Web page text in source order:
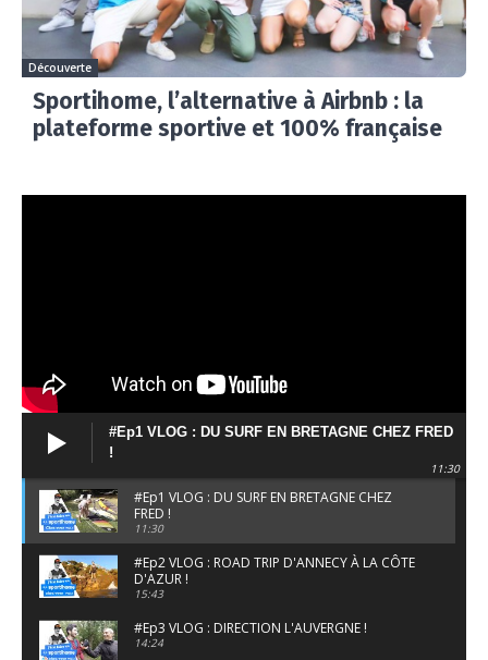
Découverte
Sportihome, l’alternative à Airbnb : la
plateforme sportive et 100% française
#Ep1 VLOG : DU SURF EN BRETAGNE CHEZ FRED
!
11:30
#Ep1 VLOG : DU SURF EN BRETAGNE CHEZ
FRED !
11:30
#Ep2 VLOG : ROAD TRIP D'ANNECY À LA CÔTE
D'AZUR !
15:43
#Ep3 VLOG : DIRECTION L'AUVERGNE !
14:24